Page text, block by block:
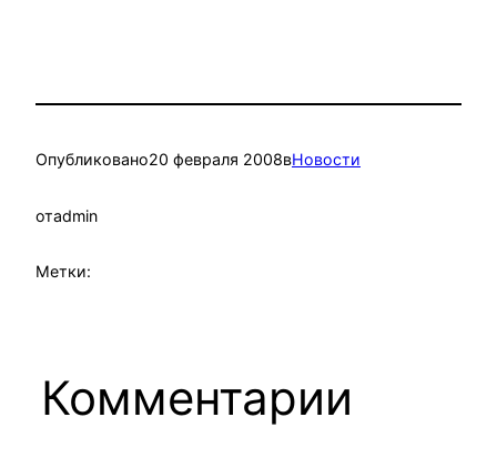
Опубликовано20 февраля 2008вНовости
отadmin
Метки:
Комментарии